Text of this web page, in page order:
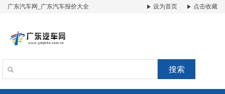
广东汽车网_广东汽车报价大全 设为首页 点击收藏
搜索